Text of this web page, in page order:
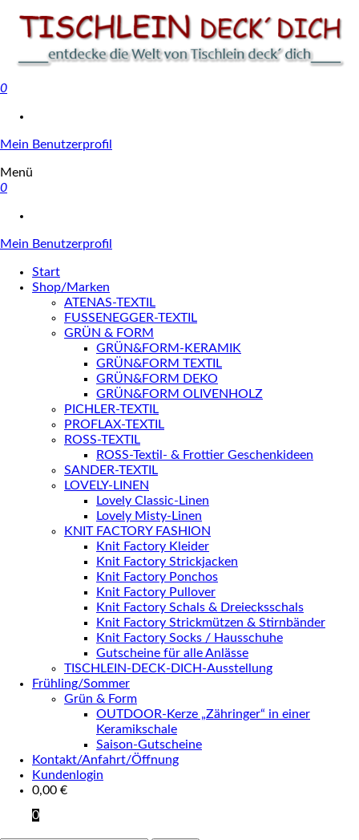
0
Mein Benutzerprofil
Menü
0
Mein Benutzerprofil
Start
Shop/Marken
ATENAS-TEXTIL
FUSSENEGGER-TEXTIL
GRÜN & FORM
GRÜN&FORM-KERAMIK
GRÜN&FORM TEXTIL
GRÜN&FORM DEKO
GRÜN&FORM OLIVENHOLZ
PICHLER-TEXTIL
PROFLAX-TEXTIL
ROSS-TEXTIL
ROSS-Textil- & Frottier Geschenkideen
SANDER-TEXTIL
LOVELY-LINEN
Lovely Classic-Linen
Lovely Misty-Linen
KNIT FACTORY FASHION
Knit Factory Kleider
Knit Factory Strickjacken
Knit Factory Ponchos
Knit Factory Pullover
Knit Factory Schals & Dreiecksschals
Knit Factory Strickmützen & Stirnbänder
Knit Factory Socks / Hausschuhe
Gutscheine für alle Anlässe
TISCHLEIN-DECK-DICH-Ausstellung
Frühling/Sommer
Grün & Form
OUTDOOR-Kerze „Zähringer“ in einer
Keramikschale
Saison-Gutscheine
Kontakt/Anfahrt/Öffnung
Kundenlogin
0,00 €
0